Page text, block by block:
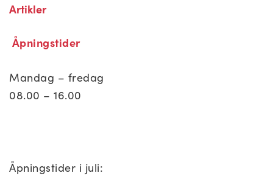
Artikler
Åpningstider
Mandag – fredag
08.00 – 16.00
Åpningstider i juli: